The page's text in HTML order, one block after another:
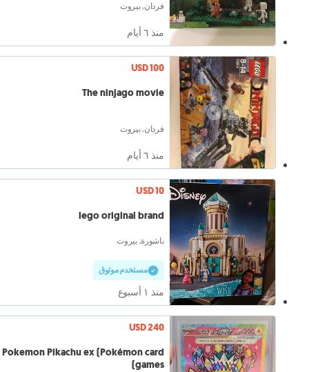
فردان, بيروت
منذ ٦ أيام
USD 100
The ninjago movie
فردان, بيروت
منذ ٦ أيام
USD 10
lego original brand
باشورة, بيروت
مستخدم موثوق
منذ ١ أسبوع
USD 240
Pokemon Pikachu ex (Pokémon card
games)